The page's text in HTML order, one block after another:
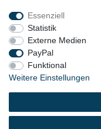
© 2023
Essenziell
Statistik
Externe Medien
PayPal
Funktional
Weitere Einstellungen